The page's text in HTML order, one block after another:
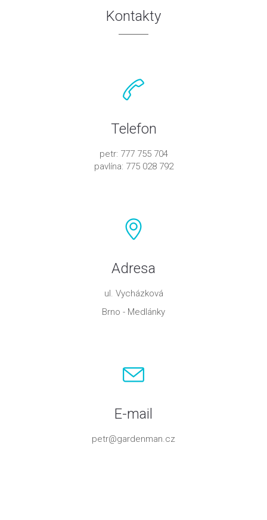
Kontakty
Telefon
petr: 777 755 704
pavlína: 775 028 792
Adresa
ul. Vycházková
Brno - Medlánky
E-mail
petr@gardenman.cz